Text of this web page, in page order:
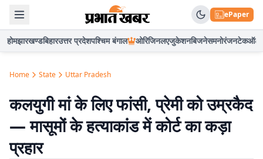
ePaper
होमझारखण्डबिहारउत्तर प्रदेशपश्चिम बंगाल ओरिजिनलएजुकेशनबिजनेसमनोरंजनटेकऑटो
Home State Uttar Pradesh
कलयुगी मां के लिए फांसी, प्रेमी को उम्रकैद
— मासूमों के हत्याकांड में कोर्ट का कड़ा
प्रहार